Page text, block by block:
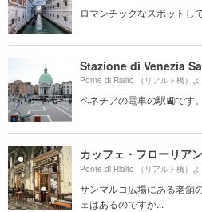
ロマンチックなスポットして
Stazione di Venezia
Ponte di Rialto （リアルト橋）
ベネチアの電車の駅🚉です。
カッフェ・フローリアン
Ponte di Rialto （リアルト橋）
サンマルコ広場にある老舗
ェはあるのですが...